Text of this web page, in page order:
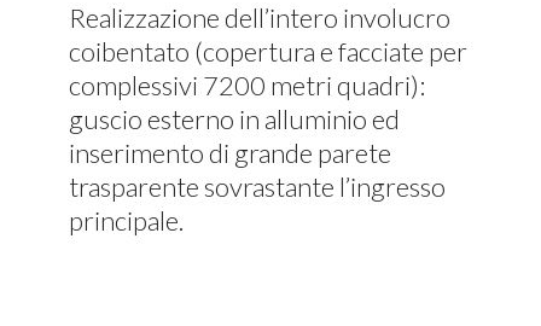
Realizzazione dell’intero involucro
coibentato (copertura e facciate per
complessivi 7200 metri quadri):
guscio esterno in alluminio ed
inserimento di grande parete
trasparente sovrastante l’ingresso
principale.